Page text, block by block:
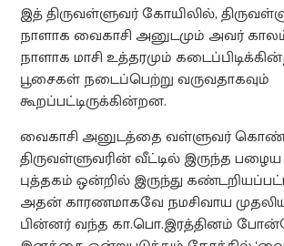
இத் திருவள்ளுவர் கோயிலில்,
நாளாக வைகாசி அனுடமும் அவர்
நாளாக மாசி உத்தரமும்
பூசைகள் நடைப்பெற்று வருவதாகவும்
கூறப்பட்டிருக்கின்றன.
வைகாசி அனுடத்தை வள்ளுவர்
திருவள்ளுவரின் வீட்டில் இருந்த பழைய
புத்தகம் ஒன்றில் இருந்து
அதன் காரணமாகவே நமசிவாய
பின்னர் வந்த கா.பொ.இரத்தினம்